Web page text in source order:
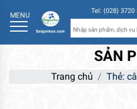
MENU Tel: (028) 3720
SẢN
Trang chủ Thẻ: